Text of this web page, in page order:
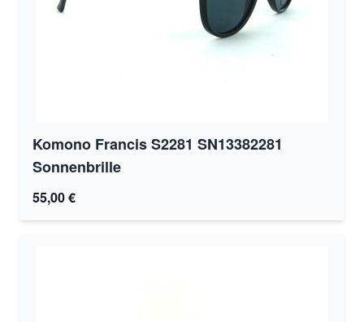
Komono Francis S2281 SN13382281
Sonnenbrille
55,00 €